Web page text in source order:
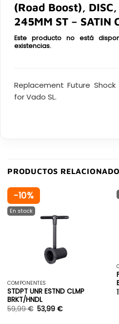
(Road Boost), DISC,
245MM ST – SATIN
Este producto no está
existencias.
Replacement Future
for Vado SL.
PRODUCTOS
-10%
COMPONENTES
STDPT UNR ESTND CLMP
BRKT/HNDL
59,99€ 53,99€